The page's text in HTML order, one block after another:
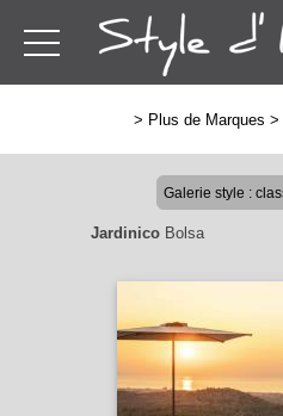
> Plus de Marques >
Jardinico Bolsa